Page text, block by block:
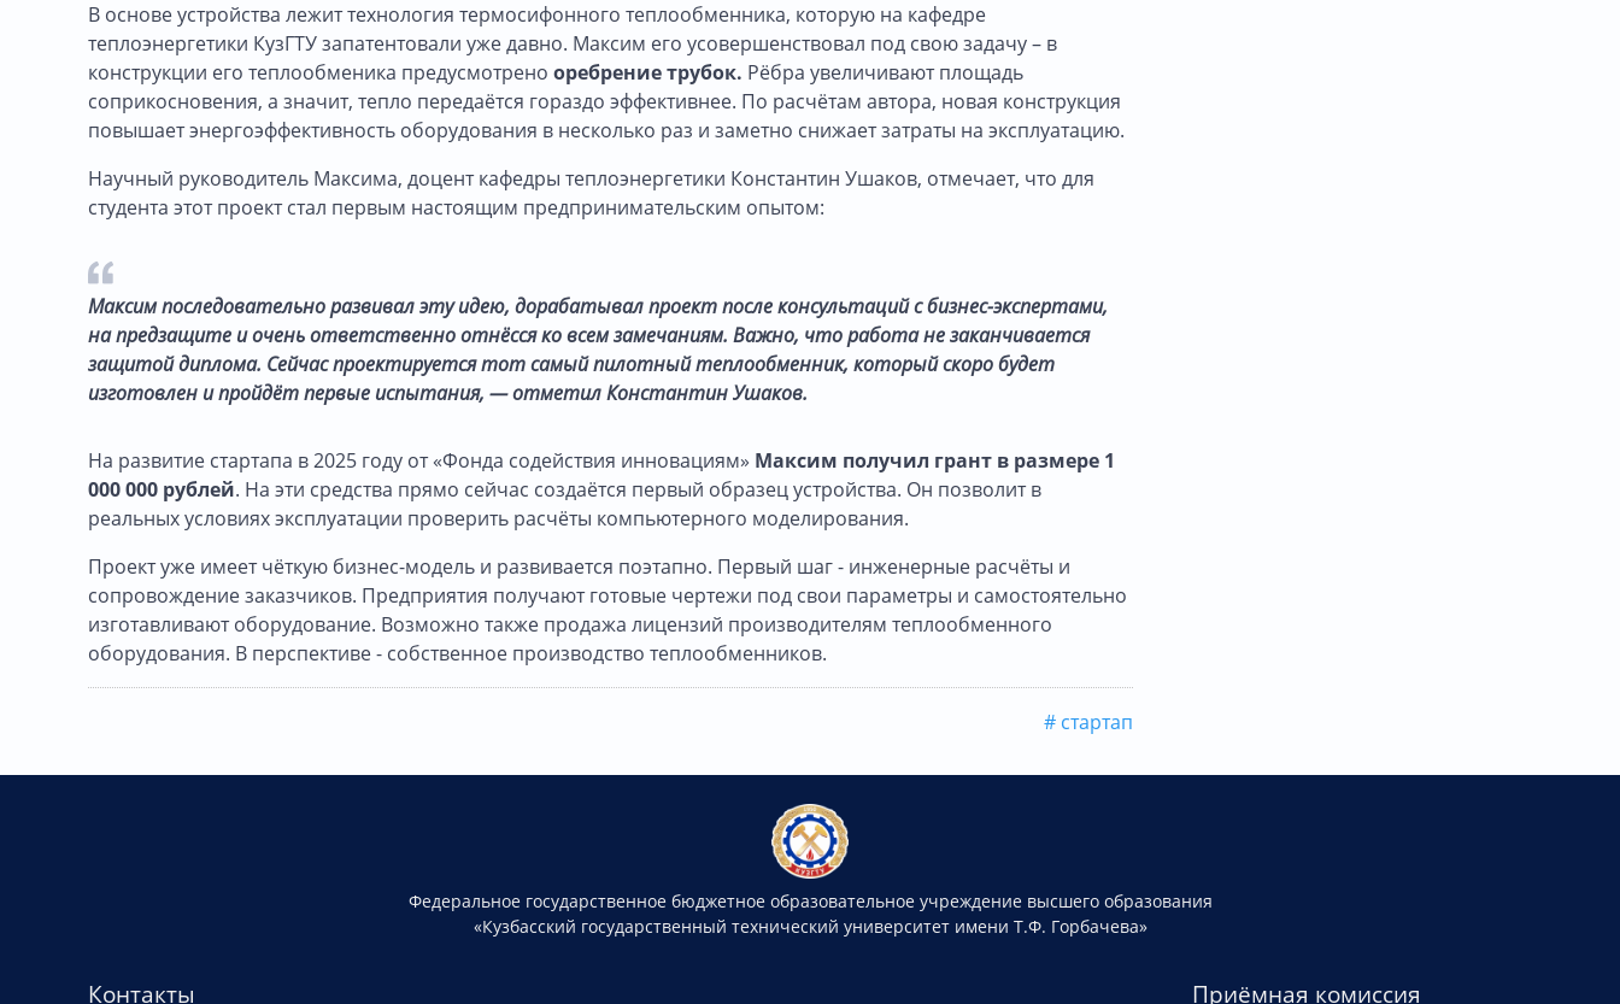
В основе устройства лежит технология термосифонного теплообменника, которую на кафедре
теплоэнергетики КузГТУ запатентовали уже давно. Максим его усовершенствовал под свою задачу – в
конструкции его теплообменика предусмотрено оребрение трубок. Рёбра увеличивают площадь
соприкосновения, а значит, тепло передаётся гораздо эффективнее. По расчётам автора, новая конструкция
повышает энергоэффективность оборудования в несколько раз и заметно снижает затраты на эксплуатацию.
Научный руководитель Максима, доцент кафедры теплоэнергетики Константин Ушаков, отмечает, что для
студента этот проект стал первым настоящим предпринимательским опытом:
Максим последовательно развивал эту идею, дорабатывал проект после консультаций с бизнес-экспертами,
на предзащите и очень ответственно отнёсся ко всем замечаниям. Важно, что работа не заканчивается
защитой диплома. Сейчас проектируется тот самый пилотный теплообменник, который скоро будет
изготовлен и пройдёт первые испытания, — отметил Константин Ушаков.
На развитие стартапа в 2025 году от «Фонда содействия инновациям» Максим получил грант в размере 1
000 000 рублей. На эти средства прямо сейчас создаётся первый образец устройства. Он позволит в
реальных условиях эксплуатации проверить расчёты компьютерного моделирования.
Проект уже имеет чёткую бизнес-модель и развивается поэтапно. Первый шаг - инженерные расчёты и
сопровождение заказчиков. Предприятия получают готовые чертежи под свои параметры и самостоятельно
изготавливают оборудование. Возможно также продажа лицензий производителям теплообменного
оборудования. В перспективе - собственное производство теплообменников.
# стартап
Федеральное государственное бюджетное образовательное учреждение высшего образования
«Кузбасский государственный технический университет имени Т.Ф. Горбачева»
Контакты Приёмная комиссия